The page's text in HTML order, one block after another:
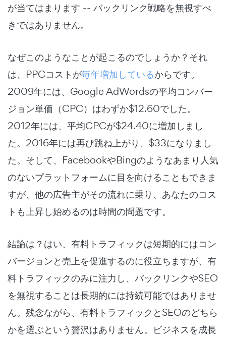
が当てはまります -- バックリンク戦略を無視すべ
きではありません。
なぜこのようなことが起こるのでしょうか？それ
は、PPCコストが毎年増加しているからです。
2009年には、Google AdWordsの平均コンバー
ジョン単価（CPC）はわずか$12.60でした。
2012年には、平均CPCが$24.40に増加しまし
た。2016年には再び跳ね上がり、$33になりまし
た。そして、FacebookやBingのようなあまり人気
のないプラットフォームに目を向けることもできま
すが、他の広告主がその流れに乗り、あなたのコス
トも上昇し始めるのは時間の問題です。
結論は？はい、有料トラフィックは短期的にはコン
バージョンと売上を促進するのに役立ちますが、有
料トラフィックのみに注力し、バックリンクやSEO
を無視することは長期的には持続可能ではありませ
ん。残念ながら、有料トラフィックとSEOのどちら
かを選ぶという贅沢はありません。ビジネスを成長